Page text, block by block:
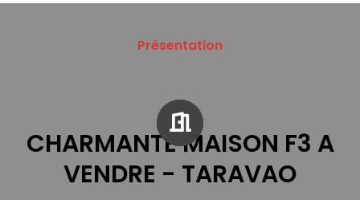
Présentation
CHARMANTE MAISON F3 A
VENDRE - TARAVAO